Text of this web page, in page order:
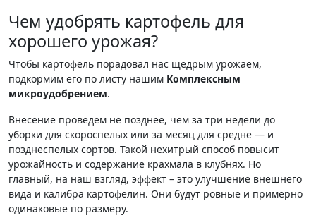
Чем удобрять картофель для
хорошего урожая?
Чтобы картофель порадовал нас щедрым урожаем,
подкормим его по листу нашим Комплексным
микроудобрением.
Внесение проведем не позднее, чем за три недели до
уборки для скороспелых или за месяц для средне — и
позднеспелых сортов. Такой нехитрый способ повысит
урожайность и содержание крахмала в клубнях. Но
главный, на наш взгляд, эффект – это улучшение внешнего
вида и калибра картофелин. Они будут ровные и примерно
одинаковые по размеру.